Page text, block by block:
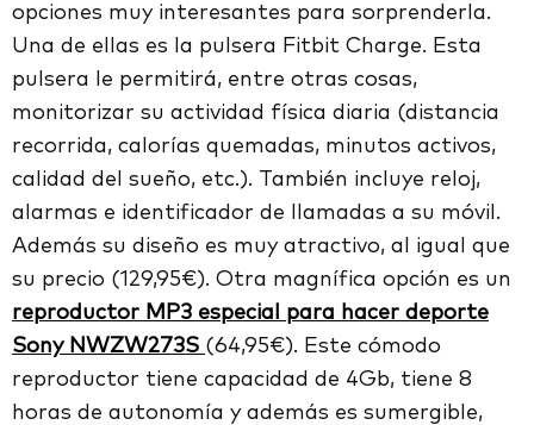
opciones muy interesantes para sorprenderla.
Una de ellas es la pulsera Fitbit Charge. Esta
pulsera le permitirá, entre otras cosas,
monitorizar su actividad física diaria (distancia
recorrida, calorías quemadas, minutos activos,
calidad del sueño, etc.). También incluye reloj,
alarmas e identificador de llamadas a su móvil.
Además su diseño es muy atractivo, al igual que
su precio (129,95€). Otra magnífica opción es un
reproductor MP3 especial para hacer deporte
Sony NWZW273S (64,95€). Este cómodo
reproductor tiene capacidad de 4Gb, tiene 8
horas de autonomía y además es sumergible,